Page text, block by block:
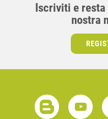
Iscriviti e resta
nostra